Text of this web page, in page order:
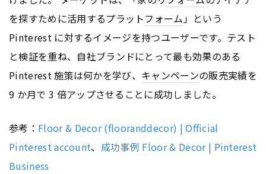
を探すために活用するプラットフォーム」という
Pinterest に対するイメージを持つユーザーです。テスト
と検証を重ね、自社ブランドにとって最も効果のある
Pinterest 施策は何かを学び、 キャンペーンの販売実績を
9 か月で 3 倍アップさせることに成功しました。
参考： Floor & Decor (flooranddecor) | Official
Pinterest account、 成功事例 Floor & Decor | Pinterest
Business